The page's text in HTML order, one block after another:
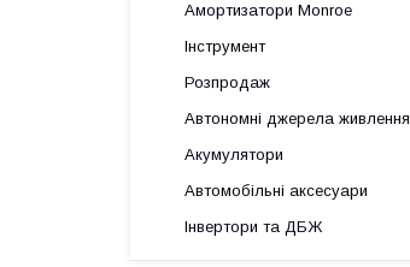
Амортизатори Monroe
Інструмент
Розпродаж
Автономні джерела живлення
Акумулятори
Автомобільні аксесуари
Інвертори та ДБЖ